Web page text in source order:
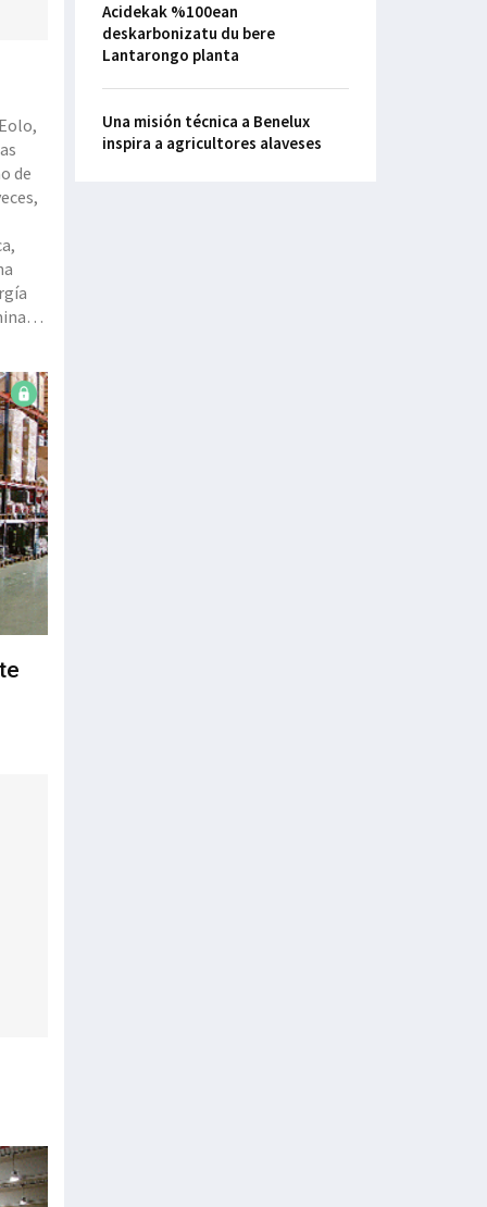
Acidekak %100ean
deskarbonizatu du bere
Lantarongo planta
Una misión técnica a Benelux
inspira a agricultores alaveses